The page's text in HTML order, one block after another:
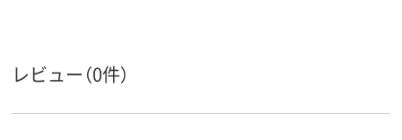
レビュー（0件）